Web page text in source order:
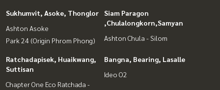
Sukhumvit, Asoke, Thonglor
Ashton Asoke
Park 24 (Origin Phrom Phong)
Siam Paragon
,Chulalongkorn,Samyan
Ashton Chula - Silom
Ratchadapisek, Huaikwang,
Suttisan
Chapter One Eco Ratchada -
Bangna, Bearing, Lasalle
Ideo O2